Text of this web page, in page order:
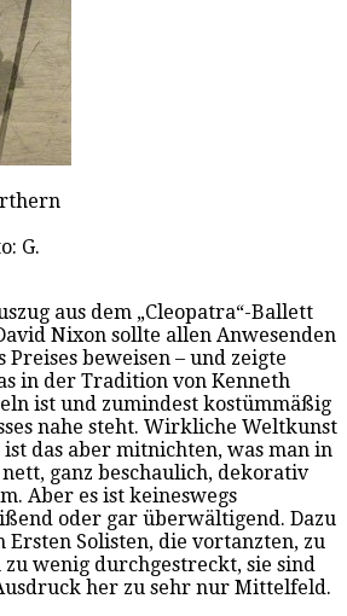
G.
aus dem „Cleopatra“-Ballett
Nixon sollte allen Anwesenden
Preises beweisen – und zeigte
in der Tradition von Kenneth
ist und zumindest kostümmäßig
nahe steht. Wirkliche Weltkunst
ist das aber mitnichten, was man in
ganz beschaulich, dekorativ
Aber es ist keineswegs
oder gar überwältigend. Dazu
Ersten Solisten, die vortanzten, zu
wenig durchgestreckt, sie sind
her zu sehr nur Mittelfeld.